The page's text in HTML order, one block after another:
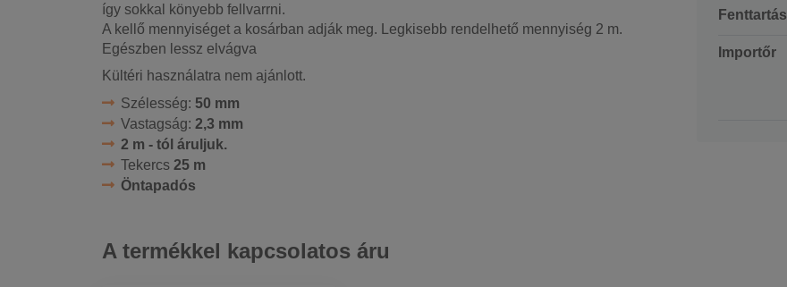
így sokkal könyebb fellvarrni.
A kellő mennyiséget a kosárban adják meg. Legkisebb rendelhető mennyiség 2 m.
Egészben lessz elvágva
Kültéri használatra nem ajánlott.
Szélesség: 50 mm
Vastagság: 2,3 mm
2 m - tól áruljuk.
Tekercs 25 m
Öntapadós
Fenttartás
Importőr
A termékkel kapcsolatos áru